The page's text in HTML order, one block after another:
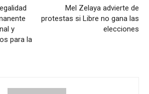
y
para la
Mel Zelaya advierte de
protestas si Libre no gana las
elecciones